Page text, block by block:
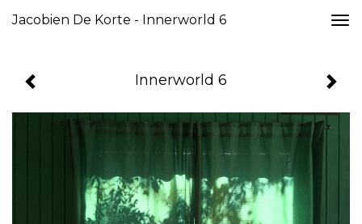
Jacobien De Korte - Innerworld 6
Innerworld 6